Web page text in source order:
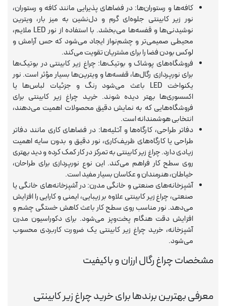
کافه‌ها و رستوران‌ها: در فضاهای پذیرایی مانند کافه و رستوران،
نور زیر کابینتی جلوه‌ای گرم و دل‌نشین به میز بار، ویترین
نوشیدنی‌ها و قفسه‌ها می‌بخشد. با استفاده از نور LED ملایم،
محیطی صمیمی‌تر و چشم‌نواز ایجاد می‌شود که حس آرامش و
لوکس بودن فضا را برای مشتریان تقویت می‌کند.
فروشگاه‌های پوشاک و بوتیک‌ها: چراغ زیر کابینتی در بوتیک‌ها
برای نورپردازی رگال‌ها، قفسه‌ها و ویترین‌ها بسیار مؤثر است. نور
یکنواخت LED باعث می‌شود رنگ و جزئیات لباس‌ها یا
اکسسوری‌ها بهتر دیده شوند. خرید چراغ زیر کابینتی برای
فروشگاه‌هایی که به نمایش دقیق محصولات اهمیت می‌دهند،
انتخابی هوشمندانه است.
دفاتر طراحی، کارگاه‌ها و آتلیه‌ها: در فضاهای کاری مانند دفاتر
طراحی یا کارگاه‌های ظریف‌کاری، نور دقیق و بدون سایه اهمیت
زیادی دارد. چراغ زیر کابینتی به تمرکز در کار کمک کرده و دید بهتری
روی سطح کار فراهم می‌کند. این نوع نورپردازی برای طراحان،
خیاطان، هنرمندان و عکاسان بسیار مفید است.
آشپزخانه‌های صنعتی و خانگی مدرن: در آشپزخانه‌های خانگی یا
صنعتی، چراغ زیر کابینتی علاوه بر زیبایی، ایمنی و کارایی را افزایش
می‌دهد. نور مناسب روی سطح کار باعث کاهش خستگی چشم و
افزایش دقت هنگام پخت‌وپز می‌شود. برای دکوراسیون مدرن
آشپزخانه، خرید چراغ زیر کابینتی یک ضرورت کاربردی محسوب
می‌شود.
مشخصات چراغ رگال ارزان و باکیفیت
معرفی بهترین برندها برای خرید چراغ زیر کابینتی